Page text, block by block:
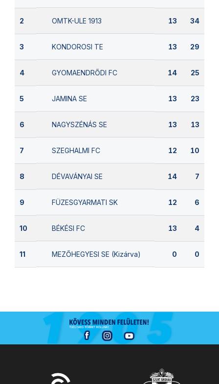
2 OMTK-ULE 1913 13 34
3 KONDOROSI TE 13 29
4 GYOMAENDRŐDI FC 14 25
5 JAMINA SE 13 23
6 NAGYSZÉNÁS SE 13 13
7 SZEGHALMI FC 12 10
8 DÉVAVÁNYAI SE 14 7
9 FÜZESGYARMATI SK 12 6
10 BÉKÉSI FC 13 4
11 MEZŐHEGYESI SE (Kizárva) 0 0